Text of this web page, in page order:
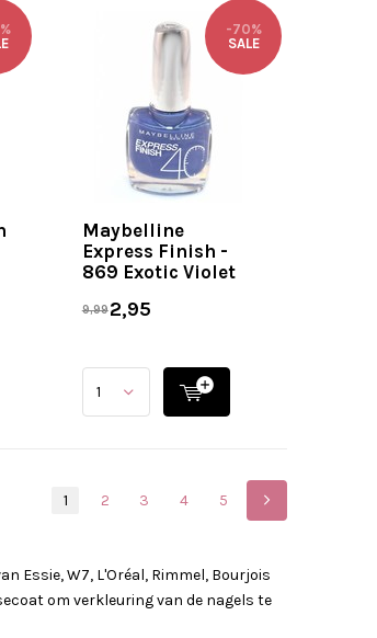
Maybelline
Express Finish -
869 Exotic Violet
-70%
SALE
9,992,95
1 2 3 4 5
Essie, W7, L'Oréal, Rimmel, Bourjois
om verkleuring van de nagels te